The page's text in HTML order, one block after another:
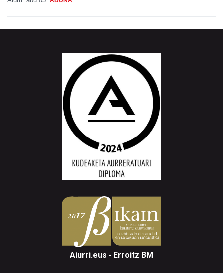
Aiurri.eus - Erroitz BM